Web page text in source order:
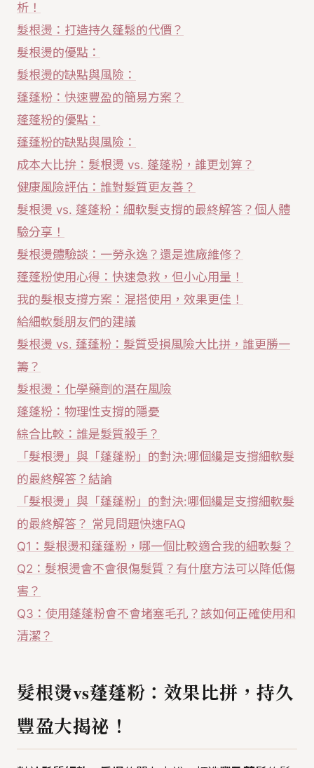
析！
髮根燙：打造持久蓬鬆的代價？
髮根燙的優點：
髮根燙的缺點與風險：
蓬蓬粉：快速豐盈的簡易方案？
蓬蓬粉的優點：
蓬蓬粉的缺點與風險：
成本大比拚：髮根燙 vs. 蓬蓬粉，誰更划算？
健康風險評估：誰對髮質更友善？
髮根燙 vs. 蓬蓬粉：細軟髮支撐的最終解答？個人體
驗分享！
髮根燙體驗談：一勞永逸？還是進廠維修？
蓬蓬粉使用心得：快速急救，但小心用量！
我的髮根支撐方案：混搭使用，效果更佳！
給細軟髮朋友們的建議
髮根燙 vs. 蓬蓬粉：髮質受損風險大比拼，誰更勝一
籌？
髮根燙：化學藥劑的潛在風險
蓬蓬粉：物理性支撐的隱憂
綜合比較：誰是髮質殺手？
「髮根燙」與「蓬蓬粉」的對決:哪個纔是支撐細軟髮
的最終解答？結論
「髮根燙」與「蓬蓬粉」的對決:哪個纔是支撐細軟髮
的最終解答？ 常見問題快速FAQ
Q1：髮根燙和蓬蓬粉，哪一個比較適合我的細軟髮？
Q2：髮根燙會不會很傷髮質？有什麼方法可以降低傷
害？
Q3：使用蓬蓬粉會不會堵塞毛孔？該如何正確使用和
清潔？
髮根燙vs蓬蓬粉：效果比拼，持久
豐盈大揭祕！